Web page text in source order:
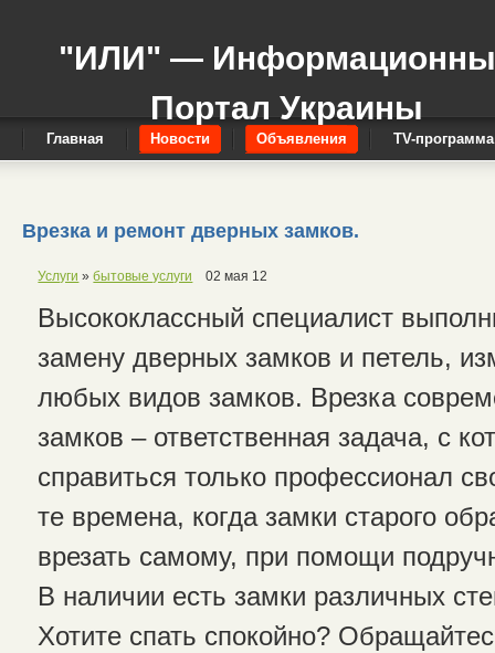
"ИЛИ" —
Портал Украины
Главная Новости Объявления TV-программа
Врезка и ремонт дверных замков.
Услуги »бытовые услуги 02 мая 12
Высококлассный специалист
замену дверных замков и петель,
любых видов замков. Врезка
замков – ответственная задача, с
справиться только профессионал
те времена, когда замки старого
врезать самому, при помощи
В наличии есть замки различных
Хотите спать спокойно?